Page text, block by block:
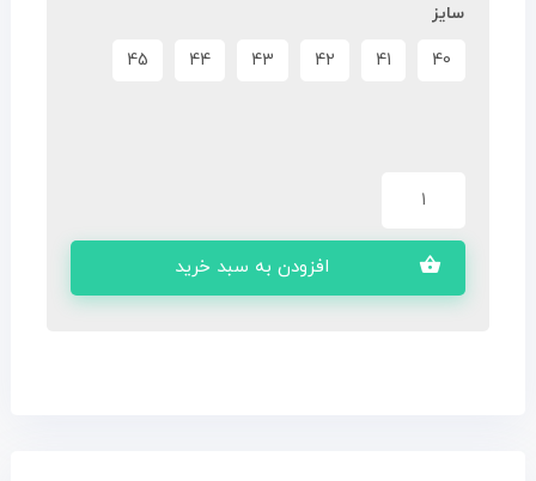
سایز
40
41
42
43
44
45
افزودن به سبد خرید